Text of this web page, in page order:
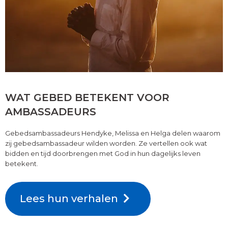
WAT GEBED BETEKENT VOOR
AMBASSADEURS
Gebedsambassadeurs Hendyke, Melissa en Helga delen waarom
zij gebedsambassadeur wilden worden. Ze vertellen ook wat
bidden en tijd doorbrengen met God in hun dagelijks leven
betekent.
Lees hun verhalen